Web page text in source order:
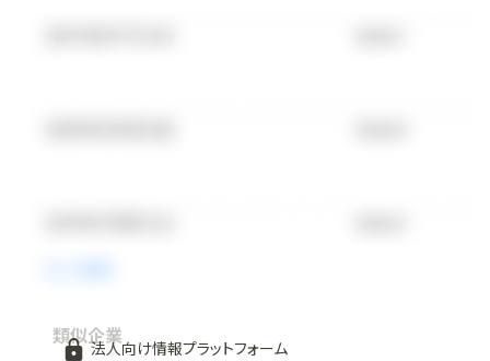
法人向け情報プラットフォーム
類似企業